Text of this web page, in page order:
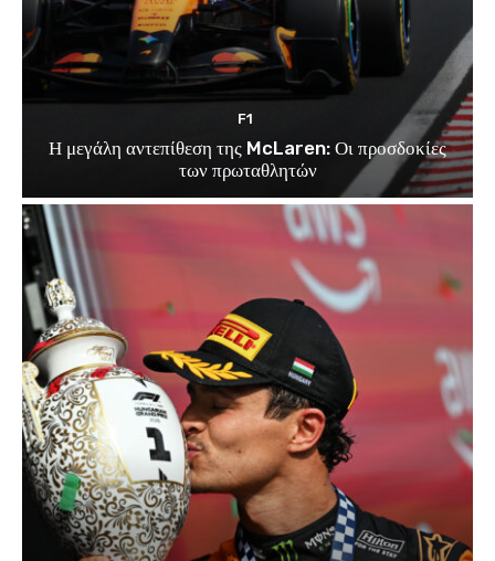
F1
Η μεγάλη αντεπίθεση της McLaren: Οι προσδοκίες
των πρωταθλητών